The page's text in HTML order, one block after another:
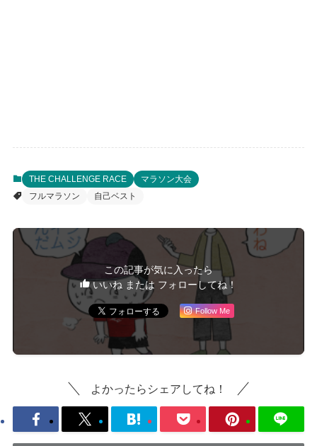
THE CHALLENGE RACE
マラソン大会
フルマラソン
自己ベスト
この記事が気に入ったら
いいね または フォローしてね！
Follow Me
よかったらシェアしてね！